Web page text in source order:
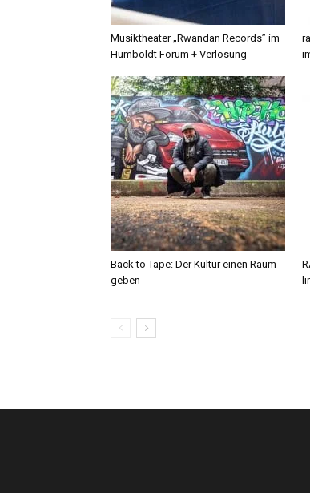
Musiktheater „Rwandan Records” im
Humboldt Forum + Verlosung
Back to Tape: Der Kultur einen Raum
geben